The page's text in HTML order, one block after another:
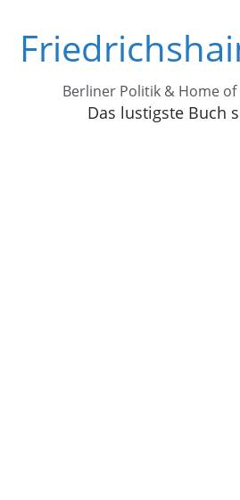
Inhalt
springen
Berliner Politik & Home
Das lustigste Buch